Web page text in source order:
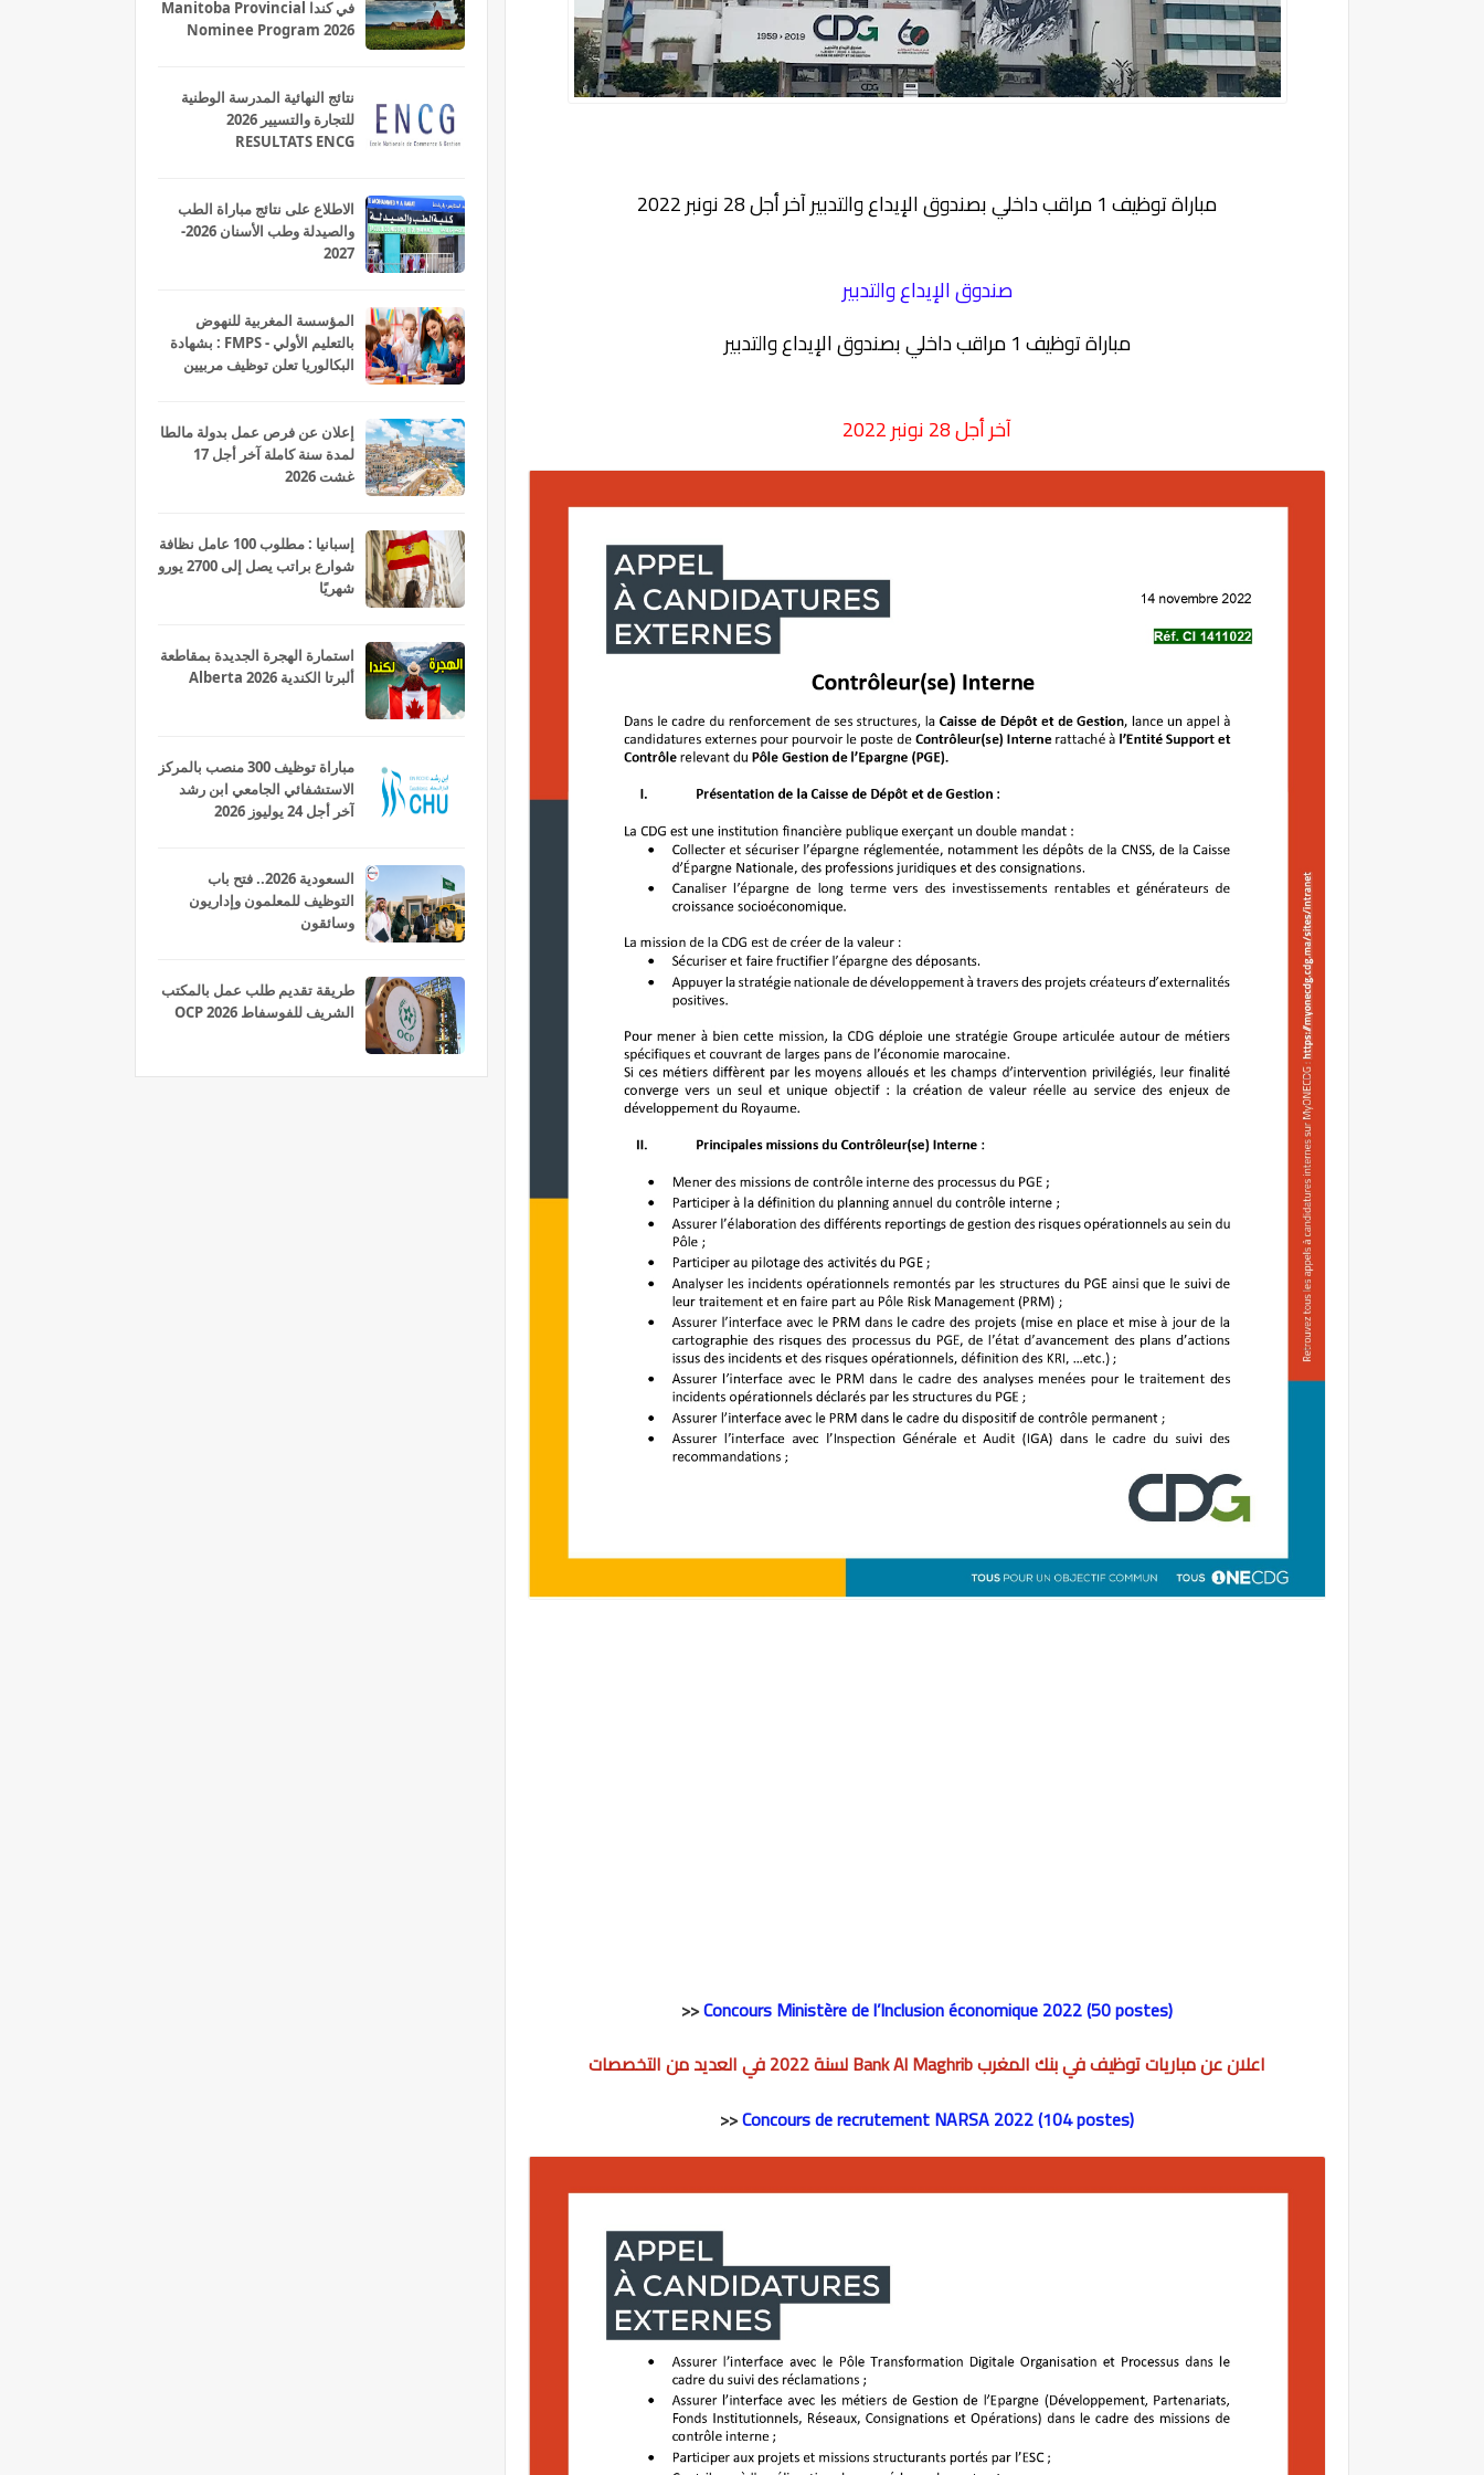
مباراة توظيف 1 مراقب داخلي بصندوق الإيداع والتدبير آخر أجل 28 نونبر 2022
صندوق الإيداع والتدبير
مباراة توظيف 1 مراقب داخلي بصندوق الإيداع والتدبير
آخر أجل 28 نونبر 2022
>>Concours Ministère de l’Inclusion économique 2022 (50 postes)
اعلان عن مباريات توظيف في بنك المغرب Bank Al Maghrib لسنة 2022 في العديد من التخصصات
>>Concours de recrutement NARSA 2022 (104 postes)
في كندا Manitoba Provincial
Nominee Program 2026
نتائج النهائية المدرسة الوطنية
للتجارة والتسيير 2026
RESULTATS ENCG
الاطلاع على نتائج مباراة الطب
والصيدلة وطب الأسنان 2026-
2027
المؤسسة المغربية للنهوض
بالتعليم الأولي - FMPS : بشهادة
البكالوريا تعلن توظيف مربيين
إعلان عن فرص عمل بدولة مالطا
لمدة سنة كاملة آخر أجل 17
غشت 2026
إسبانيا : مطلوب 100 عامل نظافة
شوارع براتب يصل إلى 2700 يورو
شهريًا
استمارة الهجرة الجديدة بمقاطعة
ألبرتا الكندية Alberta 2026
مباراة توظيف 300 منصب بالمركز
الاستشفائي الجامعي ابن رشد
آخر أجل 24 يوليوز 2026
السعودية 2026.. فتح باب
التوظيف للمعلمون وإداريون
وسائقون
طريقة تقديم طلب عمل بالمكتب
الشريف للفوسفاط OCP 2026